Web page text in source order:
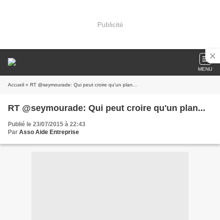
Publicité
MENU
Accueil » RT @seymourade: Qui peut croire qu'un plan...
RT @seymourade: Qui peut croire qu'un plan...
Publié le 23/07/2015 à 22:43
Par Asso Aide Entreprise